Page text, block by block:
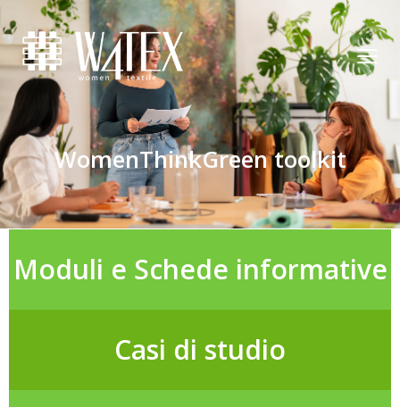
WomenThinkGreen toolkit
Moduli e Schede informative
Casi di studio